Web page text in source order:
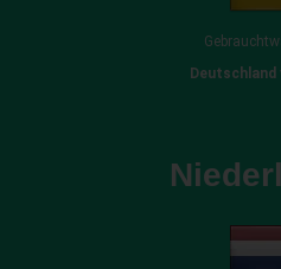
Deutschland